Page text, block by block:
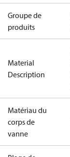
Groupe de
produits
Material
Description
Matériau du
corps de
vanne